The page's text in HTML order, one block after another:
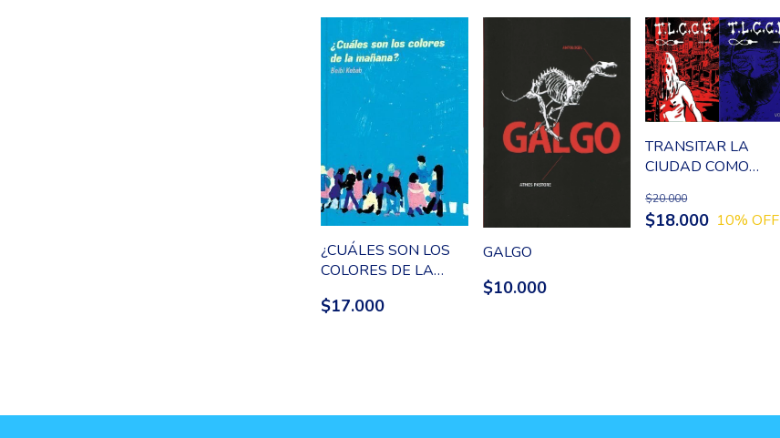
¿CUÁLES SON LOS
COLORES DE LA
$17.000
GALGO
$10.000
TRANSITAR LA
CIUDAD COMO
TOMOS
$18.000
$20.000
10% OFF